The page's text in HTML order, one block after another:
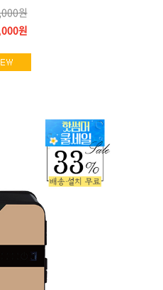
원
원